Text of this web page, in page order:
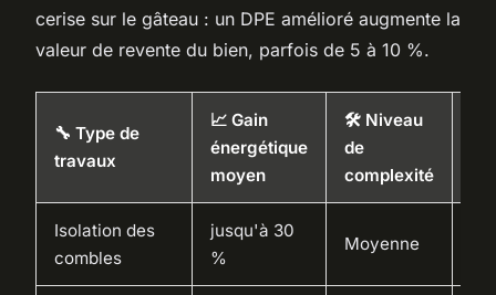
cerise sur le gâteau : un DPE amélioré augmente la
valeur de revente du bien, parfois de 5 à 10 %.
🔧 Type de
travaux
📈 Gain
énergétique
moyen
🛠️ Niveau
de
complexité
Isolation des
combles
jusqu'à 30
%
Moyenne